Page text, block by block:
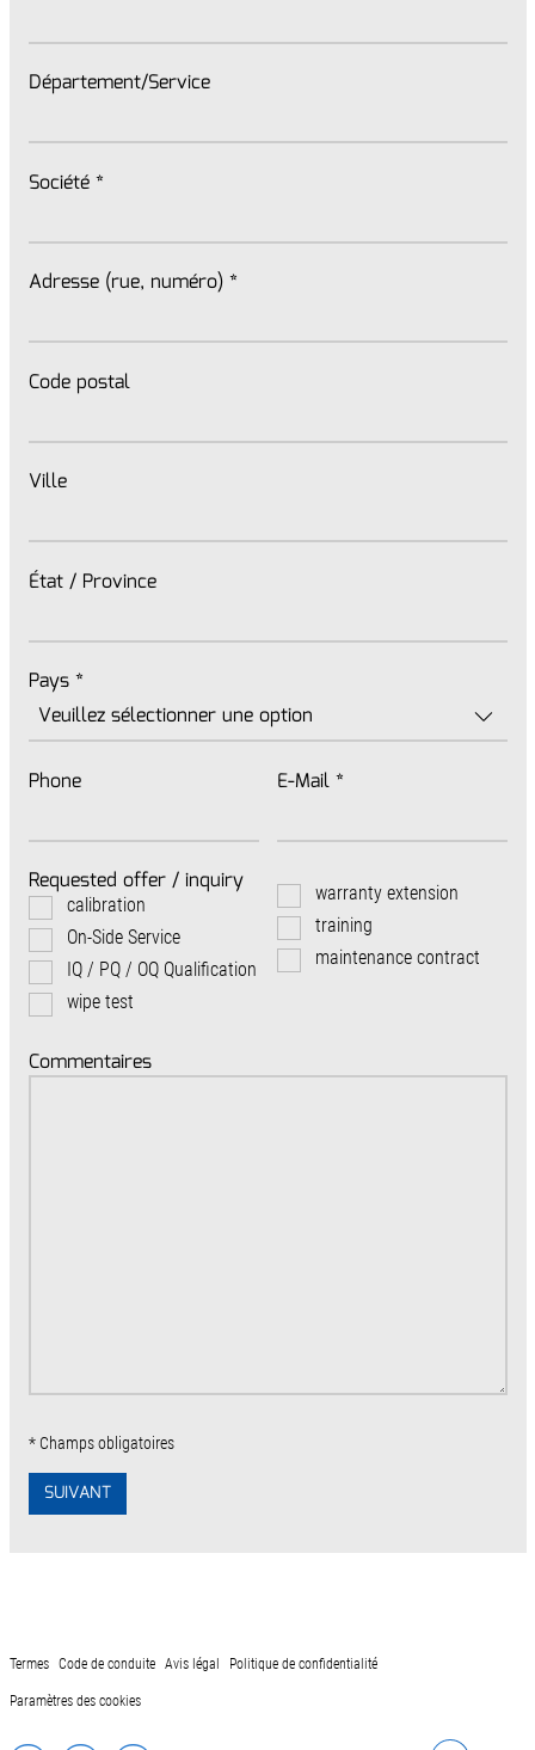
Département/Service
Société *
Adresse (rue, numéro) *
Code postal
Ville
État / Province
Pays *
Phone E-Mail *
Requested offer / inquiry
calibration
On-Side Service
IQ / PQ / OQ Qualification
wipe test
warranty extension
training
maintenance contract
Commentaires
* Champs obligatoires
SUIVANT
Termes Code de conduite Avis légal Politique de confidentialité
Paramètres des cookies